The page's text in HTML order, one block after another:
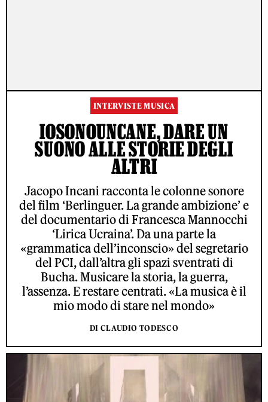
INTERVISTE MUSICA
IOSONOUNCANE, DARE UN
SUONO ALLE STORIE DEGLI
ALTRI
Jacopo Incani racconta le colonne sonore
del film ‘Berlinguer. La grande ambizione’ e
del documentario di Francesca Mannocchi
‘Lirica Ucraina’. Da una parte la
«grammatica dell’inconscio» del segretario
del PCI, dall’altra gli spazi sventrati di
Bucha. Musicare la storia, la guerra,
l’assenza. E restare centrati. «La musica è il
mio modo di stare nel mondo»
DI CLAUDIO TODESCO